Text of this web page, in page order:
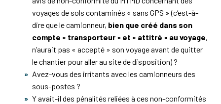
voyages de sols contaminés « sans GPS » (c’est-à-
dire que le camionneur, bien que créé dans son
compte « transporteur » et « attitré » au voyage,
n’aurait pas « accepté » son voyage avant de quitter
le chantier pour aller au site de disposition) ?
Avez-vous des irritants avec les camionneurs des
sous-postes ?
Y avait-il des pénalités reliées à ces non-conformités